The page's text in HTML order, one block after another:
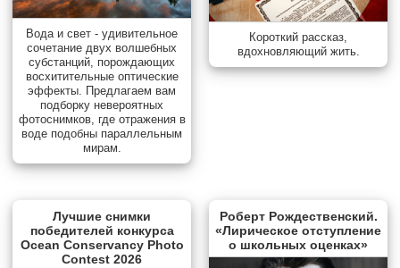
Вода и свет - удивительное
сочетание двух волшебных
субстанций, порождающих
восхитительные оптические
эффекты. Предлагаем вам
подборку невероятных
фотоснимков, где отражения в
воде подобны параллельным
мирам.
Короткий рассказ,
вдохновляющий жить.
Лучшие снимки
победителей конкурса
Ocean Conservancy Photo
Contest 2026
Роберт Рождественский.
«Лирическое отступление
о школьных оценках»